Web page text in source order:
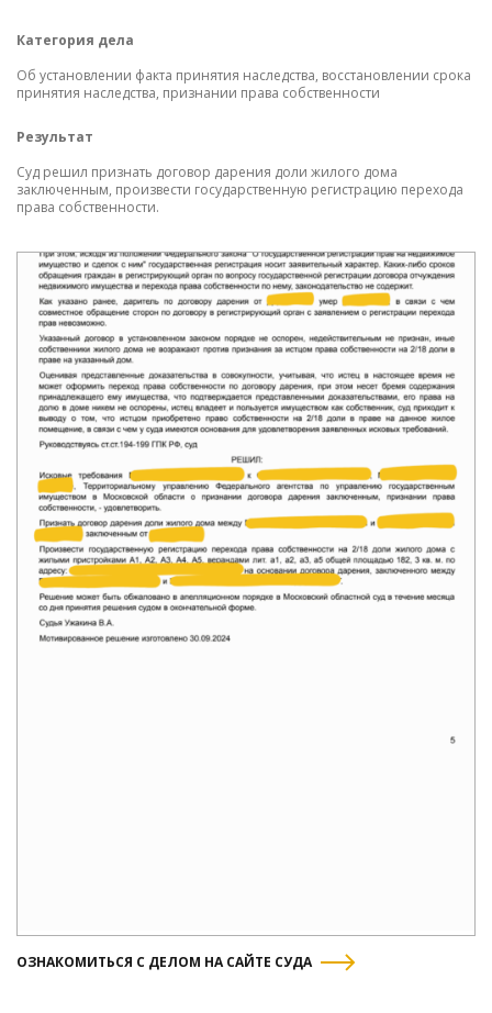
Категория дела
Об установлении факта принятия наследства, восстановлении срока
принятия наследства, признании права собственности
Результат
Суд решил признать договор дарения доли жилого дома
заключенным, произвести государственную регистрацию перехода
права собственности.
ОЗНАКОМИТЬСЯ С ДЕЛОМ НА САЙТЕ СУДА